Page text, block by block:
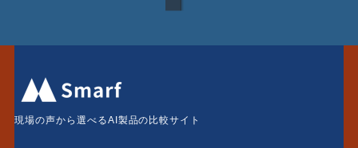
現場の声から選べるAI製品の比較サイト